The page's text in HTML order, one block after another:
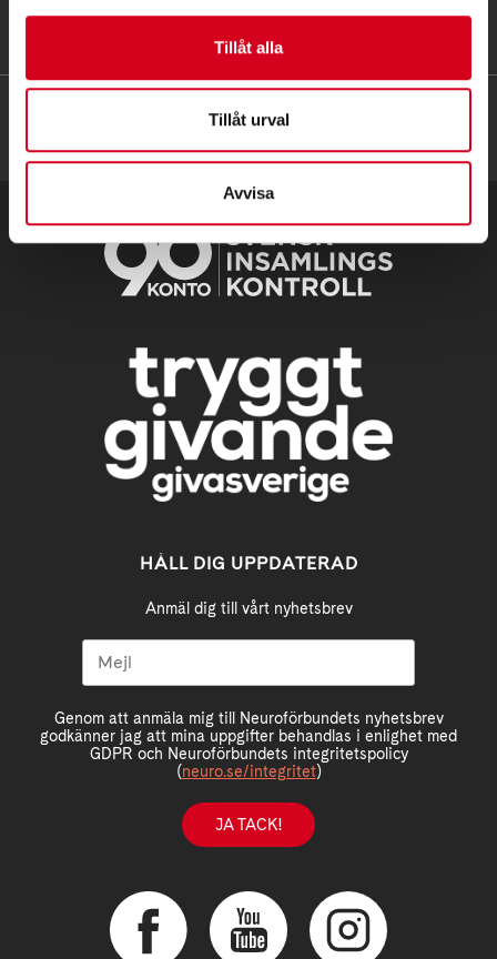
Tillåt alla
Tillåt urval
Avvisa
HÅLL DIG UPPDATERAD
Anmäl dig till vårt nyhetsbrev
Genom att anmäla mig till Neuroförbundets nyhetsbrev
godkänner jag att mina uppgifter behandlas i enlighet med
GDPR och Neuroförbundets integritetspolicy
(neuro.se/integritet)
JA TACK!